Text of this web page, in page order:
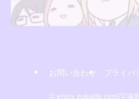
お問い合わせ プライバ
© enjoy zukalife.com|宝塚